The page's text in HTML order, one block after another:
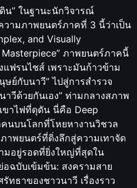
น” ในฐานะนักวิจารณ์
ามภาพยนตร์ภาคที่ 3 นี้ว่าเป็น
and Visually
ภาพยนตร์ภาคนี้
ฟรนไชส์ เพราะมันก้าวข้าม
ย์กับนาวี” ไปสู่การสำรวจ
าวีด้วยกันเอง” ท่ามกลางสภาพ
ขาไฟที่ดุดัน นี่คือ Deep
นบนโลกที่โหยหางานวิชวล
าพยนตร์ที่ดิ่งลึกสู่ความเทาจัด
มอยู่รอดที่ยิ่งใหญ่ที่สุดใน
อฉบับเข้มข้น: สงครามสาย
ทธาของชาวนาวี เรื่องราว